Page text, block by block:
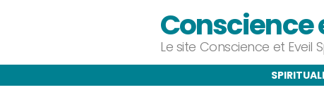
Conscience
Le site Conscience et